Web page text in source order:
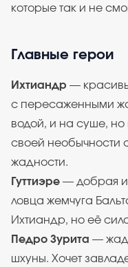
которые так и не
Главные герои
Ихтиандр —
с пересаженными
водой, и на суше, но
своей необычности
жадности.
Гуттиэре — добрая и
ловца жемчуга
Ихтиандр, но её
Педро Зурита —
шхуны. Хочет